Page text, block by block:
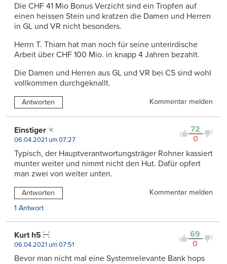
Die CHF 41 Mio Bonus Verzicht sind ein Tropfen auf
einen heissen Stein und kratzen die Damen und Herren
in GL und VR nicht besonders.
Herrn T. Thiam hat man noch für seine unterirdische
Arbeit über CHF 100 Mio. in knapp 4 Jahren bezahlt.
Die Damen und Herren aus GL und VR bei CS sind wohl
vollkommen durchgeknallt.
Antworten Kommentar melden
72
0
Einstiger
06.04.2021 um 07:27
Typisch, der Hauptverantwortungsträger Rohner kassiert
munter weiter und nimmt nicht den Hut. Dafür opfert
man zwei von weiter unten.
Antworten
Kommentar melden
1 Antwort
69
0
Kurt h5
06.04.2021 um 07:51
Bevor man nicht mal eine Systemrelevante Bank hops